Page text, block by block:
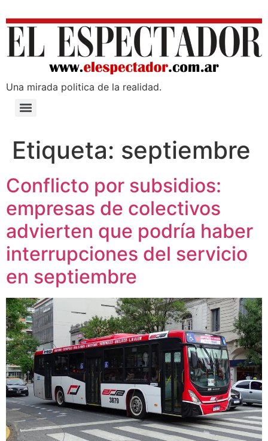
Una mirada poli­tica de la realidad.
Etiqueta: septiembre
Conflicto por subsidios:
empresas de colectivos
advierten que podría haber
interrupciones del servicio
en septiembre